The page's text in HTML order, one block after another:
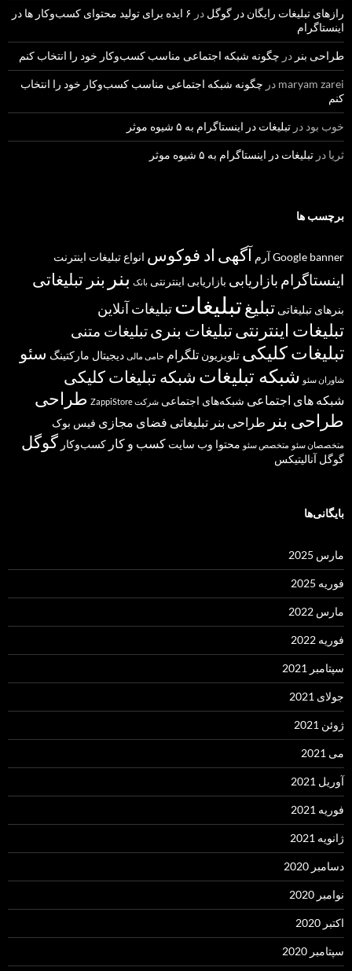
رازهای تبلیغات رایگان در گوگل در
۶ ایده برای تولید محتوای کسب‌و‌کار ها در
اینستاگرام
طراحی بنر در چگونه شبکه اجتماعی مناسب کسب‌وکار خود را انتخاب کنم
maryam zarei در چگونه شبکه اجتماعی مناسب کسب‌وکار خود را انتخاب
کنم
خوب بود در تبلیغات در اینستاگرام به ۵ شیوه موثر
ثریا در تبلیغات در اینستاگرام به ۵ شیوه موثر
برچسب ها
banner
Googleآرم آگهی اد فوکوس انواع تبلیغات اینترنت
اینستاگرام بازاریابی بازاریابی اینترنتی بانک بنر بنر تبلیغاتی
بنرهای تبلیغاتی تبلیغتبلیغاتتبلیغات آنلاین
تبلیغات اینترنتیتبلیغات بنریتبلیغات متنی
تبلیغات کلیکی تلویزیون تلگرام حامی مالی دیجیتال مارکتینگ سئو
شاوران سئو شبکه تبلیغات شبکه تبلیغات کلیکی
شبکه های اجتماعی شبکه‌های اجتماعی شرکت ZappiStore
طراحی
طراحی بنر طراحی بنر تبلیغاتی فضای مجازی فیس بوک
متخصصان سئو متخصص سئو محتوا وب سایت کسب و کار کسب‌وکار گوگل
گوگل آنالیتیکس
بایگانی‌ها
مارس 2025
فوریه 2025
مارس 2022
فوریه 2022
سپتامبر 2021
جولای 2021
ژوئن 2021
می 2021
آوریل 2021
فوریه 2021
ژانویه 2021
دسامبر 2020
نوامبر 2020
اکتبر 2020
سپتامبر 2020